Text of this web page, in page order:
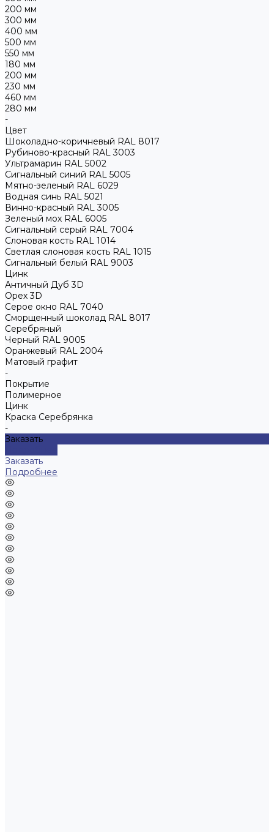
200 мм
300 мм
400 мм
500 мм
550 мм
180 мм
200 мм
230 мм
460 мм
280 мм
-
Цвет
Шоколадно-коричневый RAL 8017
Рубиново-красный RAL 3003
Ультрамарин RAL 5002
Сигнальный синий RAL 5005
Мятно-зеленый RAL 6029
Водная синь RAL 5021
Винно-красный RAL 3005
Зеленый мох RAL 6005
Сигнальный серый RAL 7004
Слоновая кость RAL 1014
Светлая слоновая кость RAL 1015
Сигнальный белый RAL 9003
Цинк
Античный Дуб 3D
Орех 3D
Серое окно RAL 7040
Сморщенный шоколад RAL 8017
Серебряный
Черный RAL 9005
Оранжевый RAL 2004
Матовый графит
-
Покрытие
Полимерное
Цинк
Краска Серебрянка
-
Заказать
Заказать
Подробнее